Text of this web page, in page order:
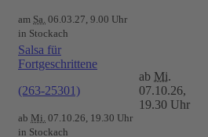
am Sa. 06.03.27, 9.00 Uhr
in Stockach
Salsa für
Fortgeschrittene
(263-25301)
ab Mi. 07.10.26, 19.30 Uhr
in Stockach
ab Mi.
07.10.26,
19.30 Uhr